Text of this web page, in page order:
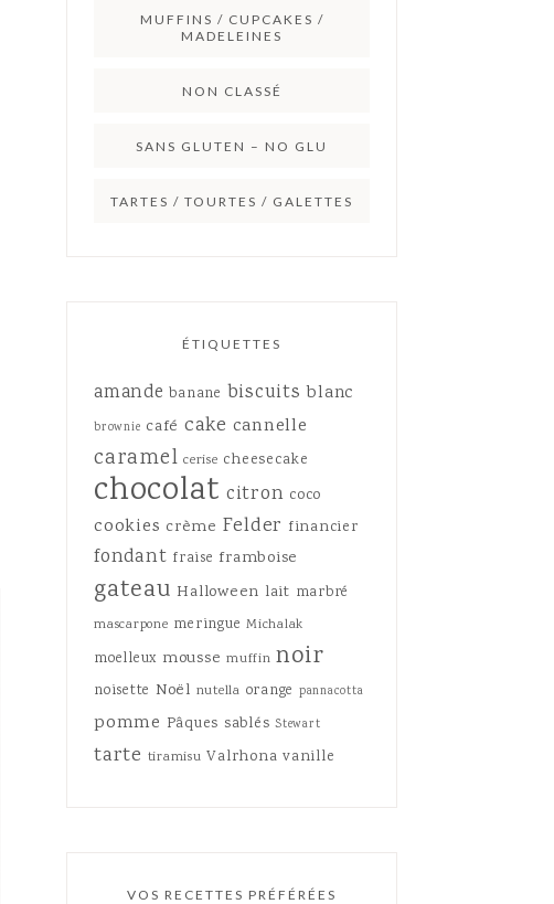
MUFFINS / CUPCAKES /
MADELEINES
NON CLASSÉ
SANS GLUTEN – NO GLU
TARTES / TOURTES / GALETTES
ÉTIQUETTES
amande banane biscuits blanc
brownie café cake cannelle
caramel cerise cheesecake
chocolat citron coco
cookies crème Felder financier
fondant fraise framboise
gateau Halloween lait marbré
mascarpone meringue Michalak
moelleux mousse muffin noir
noisette Noël nutella orange pannacotta
pomme Pâques sablés Stewart
tarte tiramisu Valrhona vanille
VOS RECETTES PRÉFÉRÉES